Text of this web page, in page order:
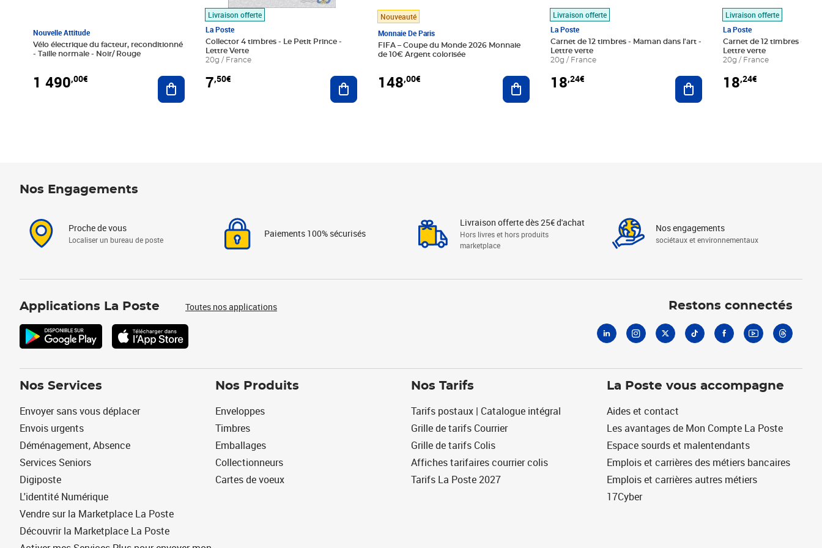
Nouvelle Attitude
Vélo électrique du facteur, reconditionné
- Taille normale - Noir/ Rouge
1 490,00€ Ajouter au panier
Livraison offerte
La Poste
Collector 4 timbres - Le Petit Prince -
Lettre Verte
20g / France
7,50€ Ajouter au panier
Nouveauté
Monnaie De Paris
FIFA – Coupe du Monde 2026 Monnaie
de 10€ Argent colorisée
148,00€ Ajouter au panier
Livraison offerte
La Poste
Carnet de 12 timbres - Maman dans l'art -
Lettre verte
20g / France
18,24€ Ajouter au panier
Livraison offerte
La Poste
Carnet de 12 timbres - Le
Lettre verte
20g / France
18,24€
Nos Engagements
Proche de vous
Localiser un bureau de poste
Paiements 100% sécurisés
Livraison offerte dès 25€ d'achat
Hors livres et hors produits
marketplace
Nos engagements
sociétaux et environnementaux
Applications La Poste Toutes nos applications Restons connectés
Nos Services
Envoyer sans vous déplacer
Envois urgents
Déménagement, Absence
Services Seniors
Digiposte
L'identité Numérique
Vendre sur la Marketplace La Poste
Découvrir la Marketplace La Poste
Nos Produits
Enveloppes
Timbres
Emballages
Collectionneurs
Cartes de voeux
Nos Tarifs
Tarifs postaux | Catalogue intégral
Grille de tarifs Courrier
Grille de tarifs Colis
Affiches tarifaires courrier colis
Tarifs La Poste 2027
La Poste vous accompagne
Aides et contact
Les avantages de Mon Compte La Poste
Espace sourds et malentendants
Emplois et carrières des métiers bancaires
Emplois et carrières autres métiers
17Cyber